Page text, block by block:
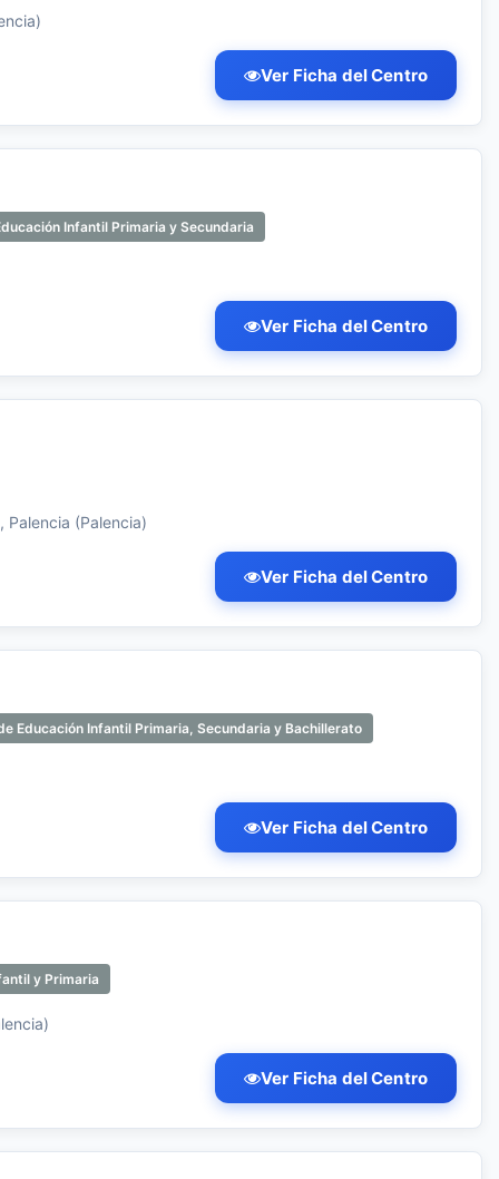
Ver Ficha del Centro
Infantil Primaria y Secundaria
Ver Ficha del Centro
, Palencia (Palencia)
Ver Ficha del Centro
Educación Infantil Primaria, Secundaria y Bachillerato
Ver Ficha del Centro
y Primaria
Ver Ficha del Centro